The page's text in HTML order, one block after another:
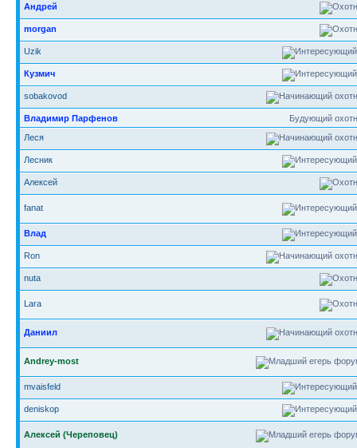
Андрей
morgan
Uzik
Кузмич
sobakovod
Будующий
Владимир Парфенов
Леся
Лесник
Алексей
fanat
Влад
Ron
nuta
Lara
Даниил
Andrey-most
mvaisfeld
deniskop
Алексей (Череповец)